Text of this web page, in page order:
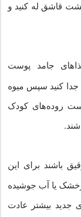
قاشق له کنید و
جامد پوست
جدا کنید سپس میوه
است روده‌های کودک
باشند برای این
یا آب جوشیده
جدید بیشتر عادت